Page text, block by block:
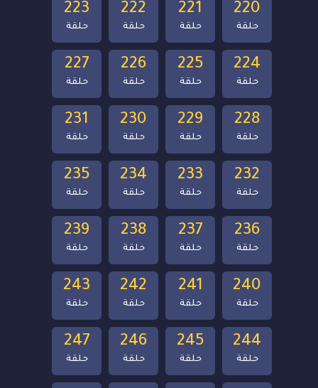
247
حلقة
246
حلقة
245
حلقة
244
حلقة
243
حلقة
242
حلقة
241
حلقة
240
حلقة
239
حلقة
238
حلقة
237
حلقة
236
حلقة
235
حلقة
234
حلقة
233
حلقة
232
حلقة
231
حلقة
230
حلقة
229
حلقة
228
حلقة
227
حلقة
226
حلقة
225
حلقة
224
حلقة
223
حلقة
222
حلقة
221
حلقة
220
حلقة